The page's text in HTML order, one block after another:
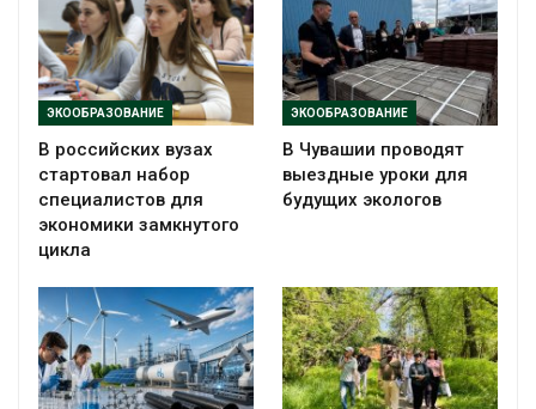
ЭКООБРАЗОВАНИЕ
В российских вузах
стартовал набор
специалистов для
экономики замкнутого
цикла
ЭКООБРАЗОВАНИЕ
В Чувашии проводят
выездные уроки для
будущих экологов